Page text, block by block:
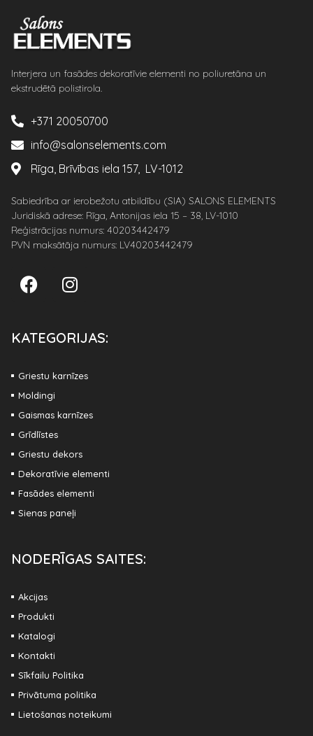
Interjera un fasādes dekoratīvie elementi no poliuretāna un
ekstrudētā polistirola.
+371 20050700
info@salonselements.com
Rīga, Brīvības iela 157, LV-1012
Sabiedrība ar ierobežotu atbildību (SIA) SALONS ELEMENTS
Juridiskā adrese: Rīga, Antonijas iela 15 – 38, LV-1010
Reģistrācijas numurs: 40203442479
PVN maksātāja numurs: LV40203442479
KATEGORIJAS:
Griestu karnīzes
Moldingi
Gaismas karnīzes
Grīdlīstes
Griestu dekors
Dekoratīvie elementi
Fasādes elementi
Sienas paneļi
NODERĪGAS SAITES:
Akcijas
Produkti
Katalogi
Kontakti
Sīkfailu Politika
Privātuma politika
Lietošanas noteikumi